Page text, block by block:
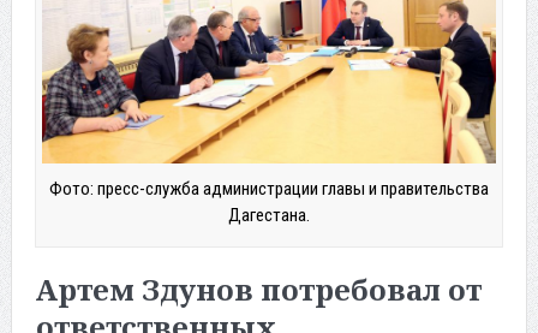
Фото: пресс-служба администрации главы и правительства
Дагестана.
Артем Здунов потребовал от